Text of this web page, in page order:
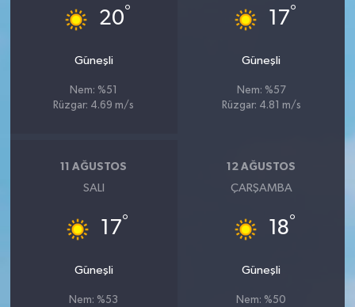
20°
Güneşli
Nem: %51
Rüzgar: 4.69 m/s
17°
Güneşli
Nem: %57
Rüzgar: 4.81 m/s
11 AĞUSTOS
SALI
17°
Güneşli
Nem: %53
12 AĞUSTOS
ÇARŞAMBA
18°
Güneşli
Nem: %50